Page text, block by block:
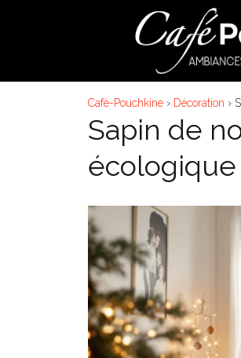
Café-Pouchkine › Décoration ›
Sapin de